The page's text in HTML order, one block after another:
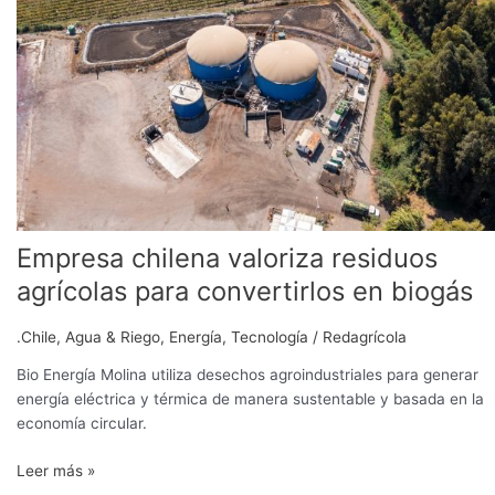
Empresa chilena valoriza residuos
agrícolas para convertirlos en biogás
.Chile, Agua & Riego, Energía, Tecnología / Redagrícola
Bio Energía Molina utiliza desechos agroindustriales para generar
energía eléctrica y térmica de manera sustentable y basada en la
economía circular.
valoriza
residuos
agrícolas
para
convertirlos
en
biogás
Leer más »